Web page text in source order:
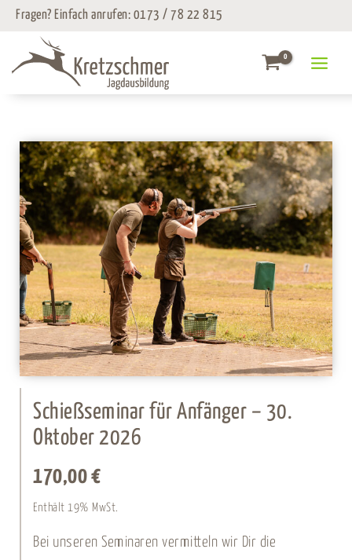
Zum
springen
Fragen? Einfach anrufen: 0173 / 78 22 815
Schießseminar für Anfänger – 30.
Oktober 2026
170,00€
Enthält 19% MwSt.
Bei unseren Seminaren vermitteln wir Dir die